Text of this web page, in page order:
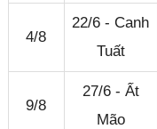
4/8
22/6 - Canh
Tuất
9/8
27/6 - Ất
Mão